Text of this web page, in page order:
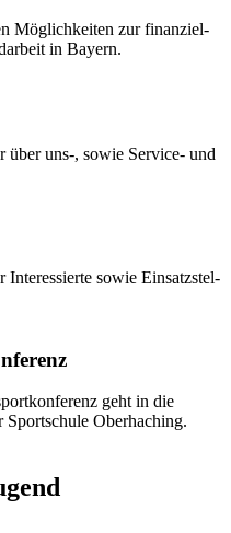
Mög­lich­kei­ten zur finan­zi­el­
in Bay­ern.
uns‑, sowie Ser­vice- und
sowie Ein­satz­stel­
geht in die
Sport­schule Ober­ha­ching.